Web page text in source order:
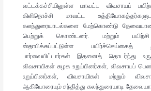
வட்டக்கச்சியிலுள்ள மாவட்ட விவசாயப்
கிளிநொச்சி மாவட்ட
கலந்துரையாடல்களை மேற்கொண்டு
பெற்றுக் கொண்டனர். மற்றும் பயிற்சி
ஸ்தாபிக்கப்பட்டுள்ள பயிர்ச்செய்கைத்
பார்வையிட்டார்கள் இதனைத் தொடர்ந்து
விவசாயிகள் கழக உறுப்பினர்கள், விவசாயப்
உறுப்பினர்கள், விவசாயிகள் மற்றும்
ஆகியோரையும் சந்தித்து கலந்துரையாடி